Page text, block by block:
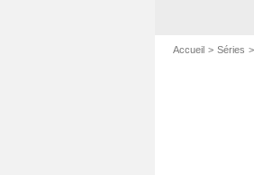
Accueil Séries